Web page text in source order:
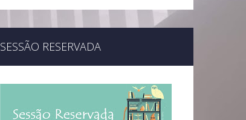
SESSÃO RESERVADA